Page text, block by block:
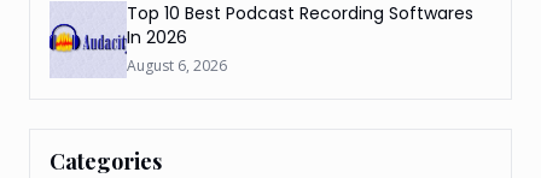
Top 10 Best Podcast Recording Softwares
In 2026
August 6, 2026
Categories